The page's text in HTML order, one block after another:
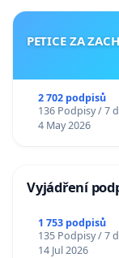
PETICE ZA
2 702 podpisů
136 Podpisy / 7
4 May 2026
Vyjádření
1 753 podpisů
135 Podpisy / 7
14 Jul 2026